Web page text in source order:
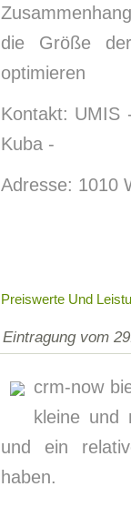
die Größe
optimieren
Kontakt: UMIS
Kuba -
Adresse: 1010
Preiswerte Und
Eintragung vom
crm-now
kleine und
und ein
haben.